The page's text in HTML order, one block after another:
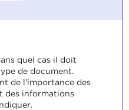
quel cas il doit
de document.
de l'importance des
des informations